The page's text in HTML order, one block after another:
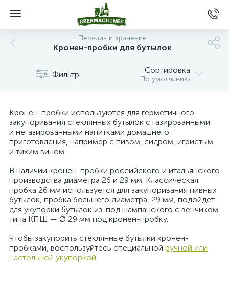
Перелив и хранение
Кронен-пробки для бутылок
Фильтр Сортировка
По умолчанию
Кронен-пробки используются для герметичного
закупоривания стеклянных бутылок с газированными
и негазированными напитками домашнего
приготовления, например с пивом, сидром, игристым
и тихим вином.
В наличии кронен-пробки российского и итальянского
производства диаметра 26 и 29 мм. Классическая
пробка 26 мм используется для закупоривания пивных
бутылок, пробка большего диаметра, 29 мм, подойдёт
для укупорки бутылок из-под шампанского с венчиком
типа КПШ — Ø 29 мм под кронен-пробку.
Чтобы закупорить стеклянные бутылки кронен-
пробками, воспользуйтесь специальной ручной или
настольной укупоркой.